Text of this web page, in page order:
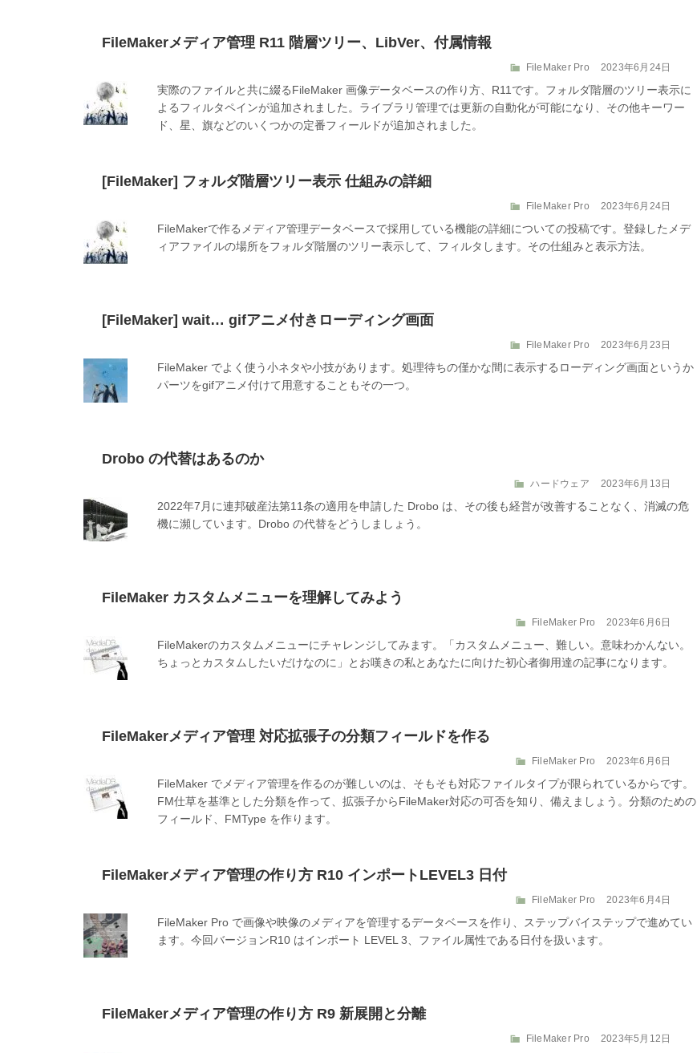
FileMakerメディア管理 R11 階層ツリー、LibVer、付属情報
カ
ゴ
リ
FileMaker Pro
投
日:
2023年6月24日
実際のファイルと共に綴るFileMaker 画像データベースの作り方、R11です。フォルダ階層のツリー表示に
よるフィルタペインが追加されました。ライブラリ管理では更新の自動化が可能になり、その他キーワー
ド、星、旗などのいくつかの定番フィールドが追加されました。
[FileMaker] フォルダ階層ツリー表示 仕組みの詳細
カ
ゴ
リ
FileMaker Pro
投
日:
2023年6月24日
FileMakerで作るメディア管理データベースで採用している機能の詳細についての投稿です。登録したメデ
ィアファイルの場所をフォルダ階層のツリー表示して、フィルタします。その仕組みと表示方法。
[FileMaker] wait… gifアニメ付きローディング画面
カ
ゴ
FileMaker Pro
投
日:
2023年6月23日
FileMaker でよく使う小ネタや小技があります。処理待ちの僅かな間に表示するローディング画面というか
パーツをgifアニメ付けて用意することもその一つ。
Drobo の代替はあるのか
カ
ゴ
ハードウェア
投
日:
2023年6月13日
2022年7月に連邦破産法第11条の適用を申請した Drobo は、その後も経営が改善することなく、消滅の危
機に瀕しています。Drobo の代替をどうしましょう。
FileMaker カスタムメニューを理解してみよう
カ
ゴ
リ
FileMaker Pro
投
日:
2023年6月6日
FileMakerのカスタムメニューにチャレンジしてみます。「カスタムメニュー、難しい。意味わかんない。
ちょっとカスタムしたいだけなのに」とお嘆きの私とあなたに向けた初心者御用達の記事になります。
FileMakerメディア管理 対応拡張子の分類フィールドを作る
カ
ゴ
リ
FileMaker Pro
投
日:
2023年6月6日
FileMaker でメディア管理を作るのが難しいのは、そもそも対応ファイルタイプが限られているからです。
FM仕草を基準とした分類を作って、拡張子からFileMaker対応の可否を知り、備えましょう。分類のための
フィールド、FMType を作ります。
FileMakerメディア管理の作り方 R10 インポートLEVEL3 日付
カ
ゴ
リ
FileMaker Pro
投
日:
2023年6月4日
FileMaker Pro で画像や映像のメディアを管理するデータベースを作り、ステップバイステップで進めてい
ます。今回バージョンR10 はインポート LEVEL 3、ファイル属性である日付を扱います。
FileMakerメディア管理の作り方 R9 新展開と分離
カ
FileMaker Pro
投2023年5月12日